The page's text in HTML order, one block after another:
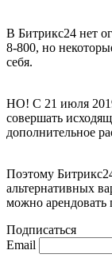
В Битрикс24 нет
8-800, но
себя.
НО! С 21 июля 2019
совершать
дополнительное
Поэтому
альтернативных
можно арендовать
Подписаться
Email